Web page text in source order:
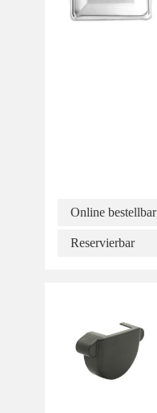
Online bestellbar
Reservierbar